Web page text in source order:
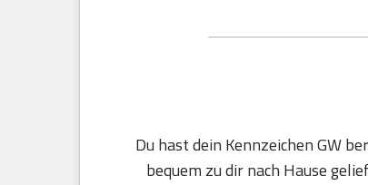
Du hast dein Kennzeichen GW
bequem zu dir nach Hause